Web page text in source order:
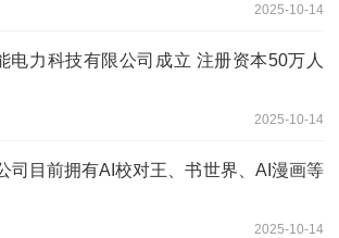
2025-10-14
电力科技有限公司成立 注册资本50万人
2025-10-14
司目前拥有AI校对王、书世界、AI漫画等
2025-10-14